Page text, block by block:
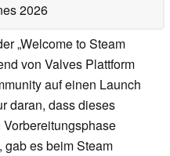
2026
„Welcome to Steam
von Valves Plattform
auf einen Launch
daran, dass dieses
, gab es beim Steam